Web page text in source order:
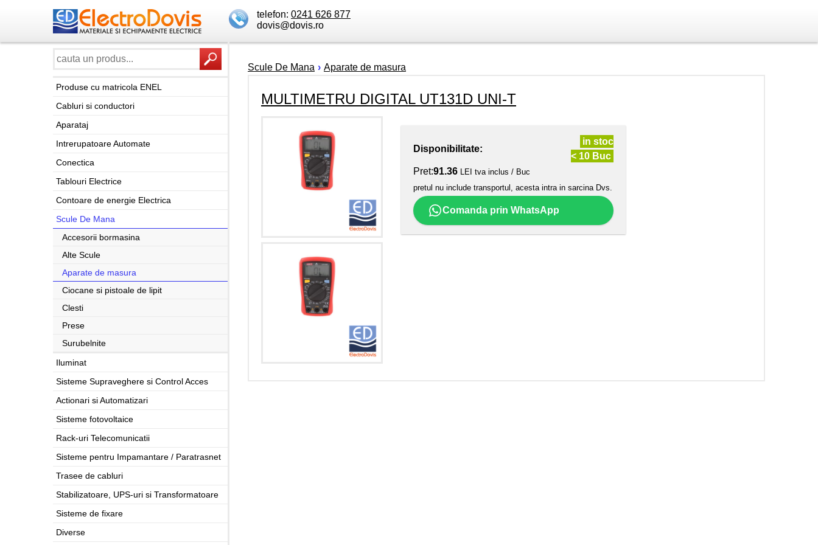
telefon: 0241 626 877
dovis@dovis.ro
Produse cu matricola ENEL
Cabluri si conductori
Aparataj
Intrerupatoare Automate
Conectica
Tablouri Electrice
Contoare de energie Electrica
Scule De Mana
Accesorii bormasina
Alte Scule
Aparate de masura
Ciocane si pistoale de lipit
Clesti
Prese
Surubelnite
Iluminat
Sisteme Supraveghere si Control Acces
Actionari si Automatizari
Sisteme fotovoltaice
Rack-uri Telecomunicatii
Sisteme pentru Impamantare / Paratrasnet
Trasee de cabluri
Stabilizatoare, UPS-uri si Transformatoare
Sisteme de fixare
Diverse
Scule De Mana › Aparate de masura
MULTIMETRU DIGITAL UT131D UNI-T
Disponibilitate:
in stoc
< 10 Buc
Pret:91.36 LEI tva inclus / Buc
pretul nu include transportul, acesta intra in sarcina Dvs.
Comanda prin WhatsApp